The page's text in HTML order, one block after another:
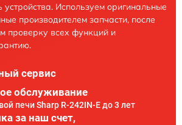
устройства. Используем оригинальные
производителем запчасти, после
проверку всех функций и
сервис
обслуживание
печи Sharp R-242IN-E до 3 лет
за наш счет,